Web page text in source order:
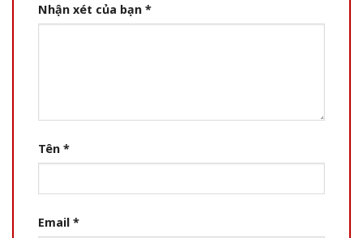
Nhận xét của bạn *
Tên *
Email *